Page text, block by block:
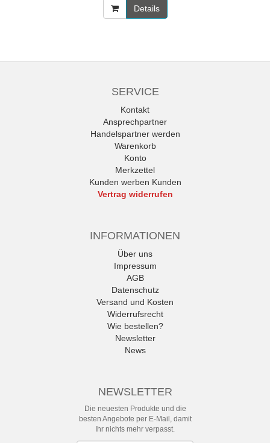
Details
SERVICE
Kontakt
Ansprechpartner
Handelspartner werden
Warenkorb
Konto
Merkzettel
Kunden werben Kunden
Vertrag widerrufen
INFORMATIONEN
Über uns
Impressum
AGB
Datenschutz
Versand und Kosten
Widerrufsrecht
Wie bestellen?
Newsletter
News
NEWSLETTER
Die neuesten Produkte und die
besten Angebote per E-Mail, damit
Ihr nichts mehr verpasst.